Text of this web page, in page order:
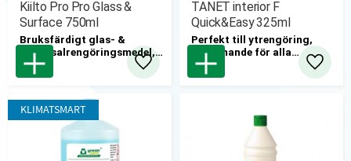
Kiilto Pro Pro Glass &
Surface 750ml
Bruksfärdigt glas- &
universalrengöringsmedel,
oparfymerat.
6 st / kartong
Lägg till i favoriter
TANET interior F
Quick&Easy 325ml
Perfekt till ytrengöring,
skummande för alla
vattentåliga ytor, utan färg
och parfym.
Lägg
KLIMATSMART